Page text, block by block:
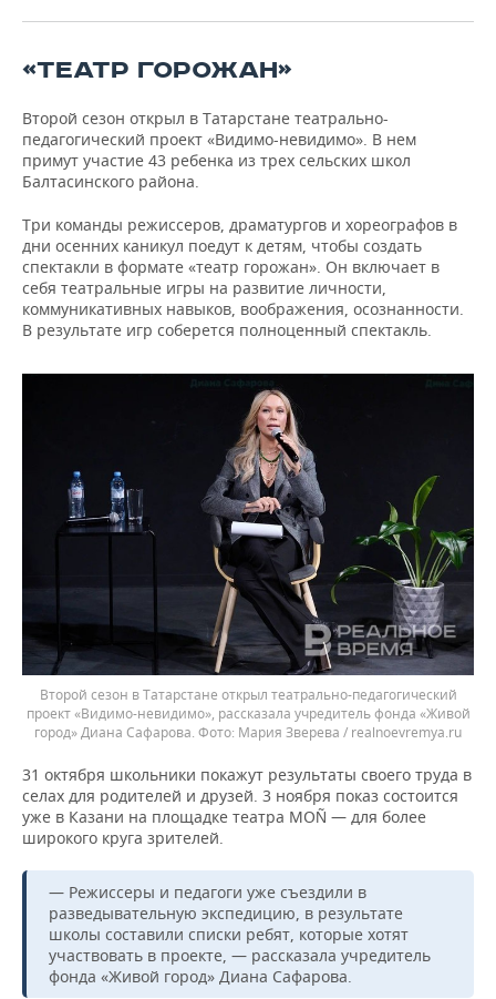
«ТЕАТР ГОРОЖАН»
Второй сезон открыл в Татарстане театрально-
педагогический проект «Видимо-невидимо». В нем
примут участие 43 ребенка из трех сельских школ
Балтасинского района.
Три команды режиссеров, драматургов и хореографов в
дни осенних каникул поедут к детям, чтобы создать
спектакли в формате «театр горожан». Он включает в
себя театральные игры на развитие личности,
коммуникативных навыков, воображения, осознанности.
В результате игр соберется полноценный спектакль.
Второй сезон в Татарстане открыл театрально-педагогический
проект «Видимо-невидимо», рассказала учредитель фонда «Живой
город» Диана Сафарова.
Мария Зверева / realnoevremya.ru
31 октября школьники покажут результаты своего труда в
селах для родителей и друзей. 3 ноября показ состоится
уже в Казани на площадке театра MOÑ — для более
широкого круга зрителей.
— Режиссеры и педагоги уже съездили в
разведывательную экспедицию, в результате
школы составили списки ребят, которые хотят
участвовать в проекте, — рассказала учредитель
фонда «Живой город» Диана Сафарова.